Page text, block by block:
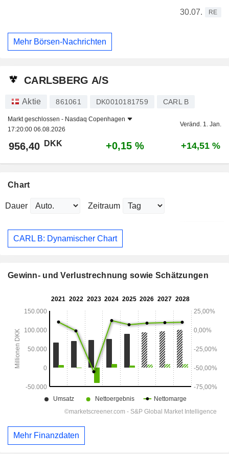
30.07.
RE
Mehr Börsen-Nachrichten
CARLSBERG A/S
Aktie 861061 DK0010181759 CARL B
Markt geschlossen - Nasdaq Copenhagen
17:20:00 06.08.2026
Veränd. 1. Jan.
956,40 DKK +0,15 % +14,51 %
Chart
Dauer Zeitraum
CARL B: Dynamischer Chart
Gewinn- und Verlustrechnung sowie Schätzungen
Mehr Finanzdaten